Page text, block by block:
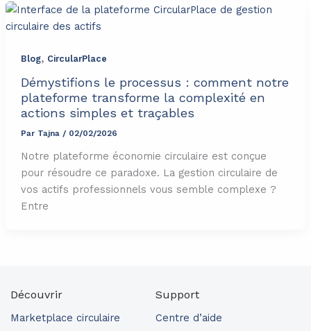
Blog, CircularPlace
Démystifions le processus : comment notre
plateforme transforme la complexité en
actions simples et traçables
Par Tajna / 02/02/2026
Notre plateforme économie circulaire est conçue
pour résoudre ce paradoxe. La gestion circulaire de
vos actifs professionnels vous semble complexe ?
Entre
Découvrir
Marketplace circulaire
Support
Centre d’aide